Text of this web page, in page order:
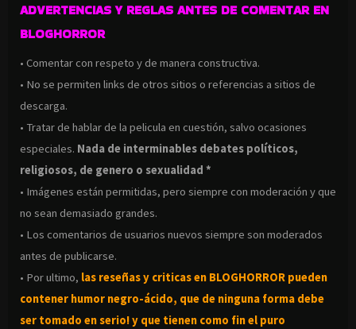
ADVERTENCIAS Y REGLAS ANTES DE COMENTAR EN
BLOGHORROR
• Comentar con respeto y de manera constructiva.
• No se permiten links de otros sitios o referencias a sitios de
descarga.
• Tratar de hablar de la pelicula en cuestión, salvo ocasiones
especiales. Nada de interminables debates políticos,
religiosos, de genero o sexualidad *
• Imágenes están permitidas, pero siempre con moderación y que
no sean demasiado grandes.
• Los comentarios de usuarios nuevos siempre son moderados
antes de publicarse.
• Por ultimo, las reseñas y criticas en BLOGHORROR pueden
contener humor negro-ácido, que de ninguna forma debe
ser tomado en serio! y que tienen como fin el puro